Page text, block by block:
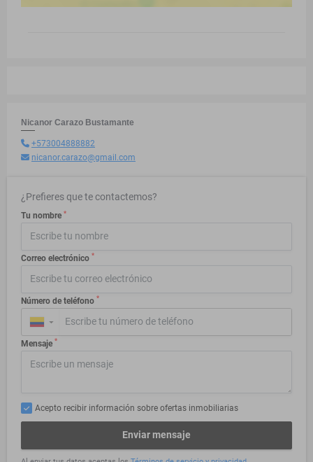
Nicanor Carazo Bustamante
+573004888882
nicanor.carazo@gmail.com
¿Prefieres que te contactemos?
Tu nombre *
Correo electrónico *
Número de teléfono *
▼
Mensaje *
Acepto recibir información sobre ofertas inmobiliarias
Enviar mensaje